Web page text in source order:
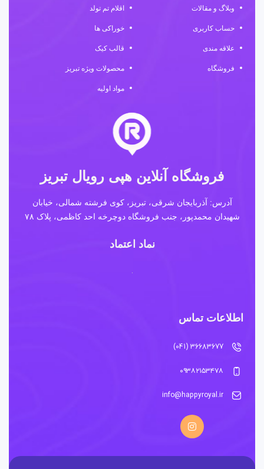
وبلاگ و مقالات
حساب کاربری
علاقه مندی
فروشگاه
اقلام تم تولد
خوراکی ها
قالب کیک
محصولات ویژه تبریز
مواد اولیه
فروشگاه آنلاین هپی رویال تبریز
آدرس: آذربایجان شرقی، تبریز، کوی فرشته شمالی، خیابان
شهیدان محمدپور، جنب فروشگاه دوچرخه احد کاظمی، پلاک ۷۸
نماد اعتماد
اطلاعات تماس
36683677 (041)
۰۹۳۸۲۱۵۳۴۷۸
info@happyroyal.ir